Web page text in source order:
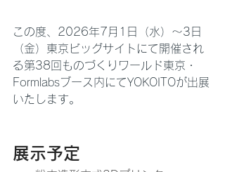
この度、2026年7月1日（水）〜3日
（金）東京ビッグサイトにて開催され
る第38回ものづくりワールド東京・
Formlabsブース内にてYOKOITOが出展
いたします。
展示予定